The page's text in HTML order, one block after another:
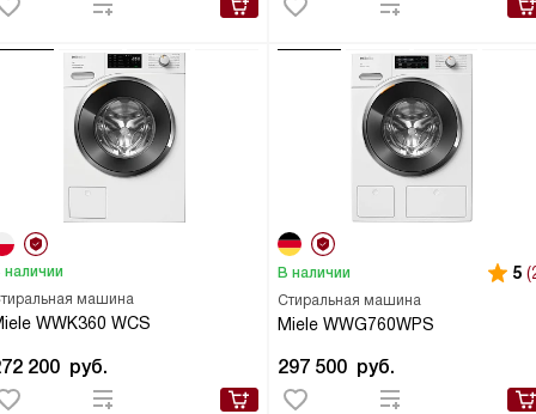
машина
WWK360 WCS
наличии
200 руб.
Стиральная машина
Miele WWG760WPS
В наличии 5
297 500 руб.